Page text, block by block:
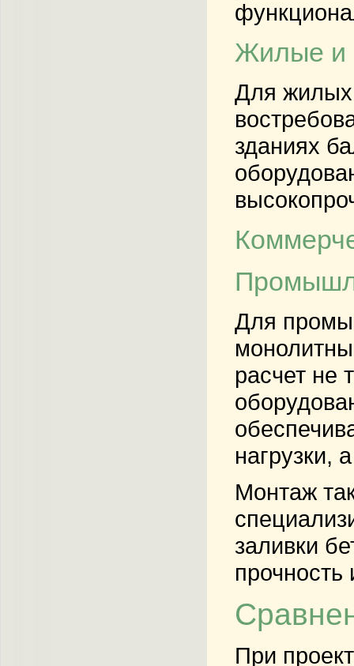
Жилые и
Для жилых
зданиях
Для
расчет не
нагрузки,
Монтаж
заливки
прочность
При